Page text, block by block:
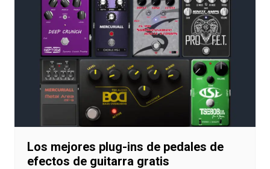
Los mejores plug-ins de pedales de
efectos de guitarra gratis